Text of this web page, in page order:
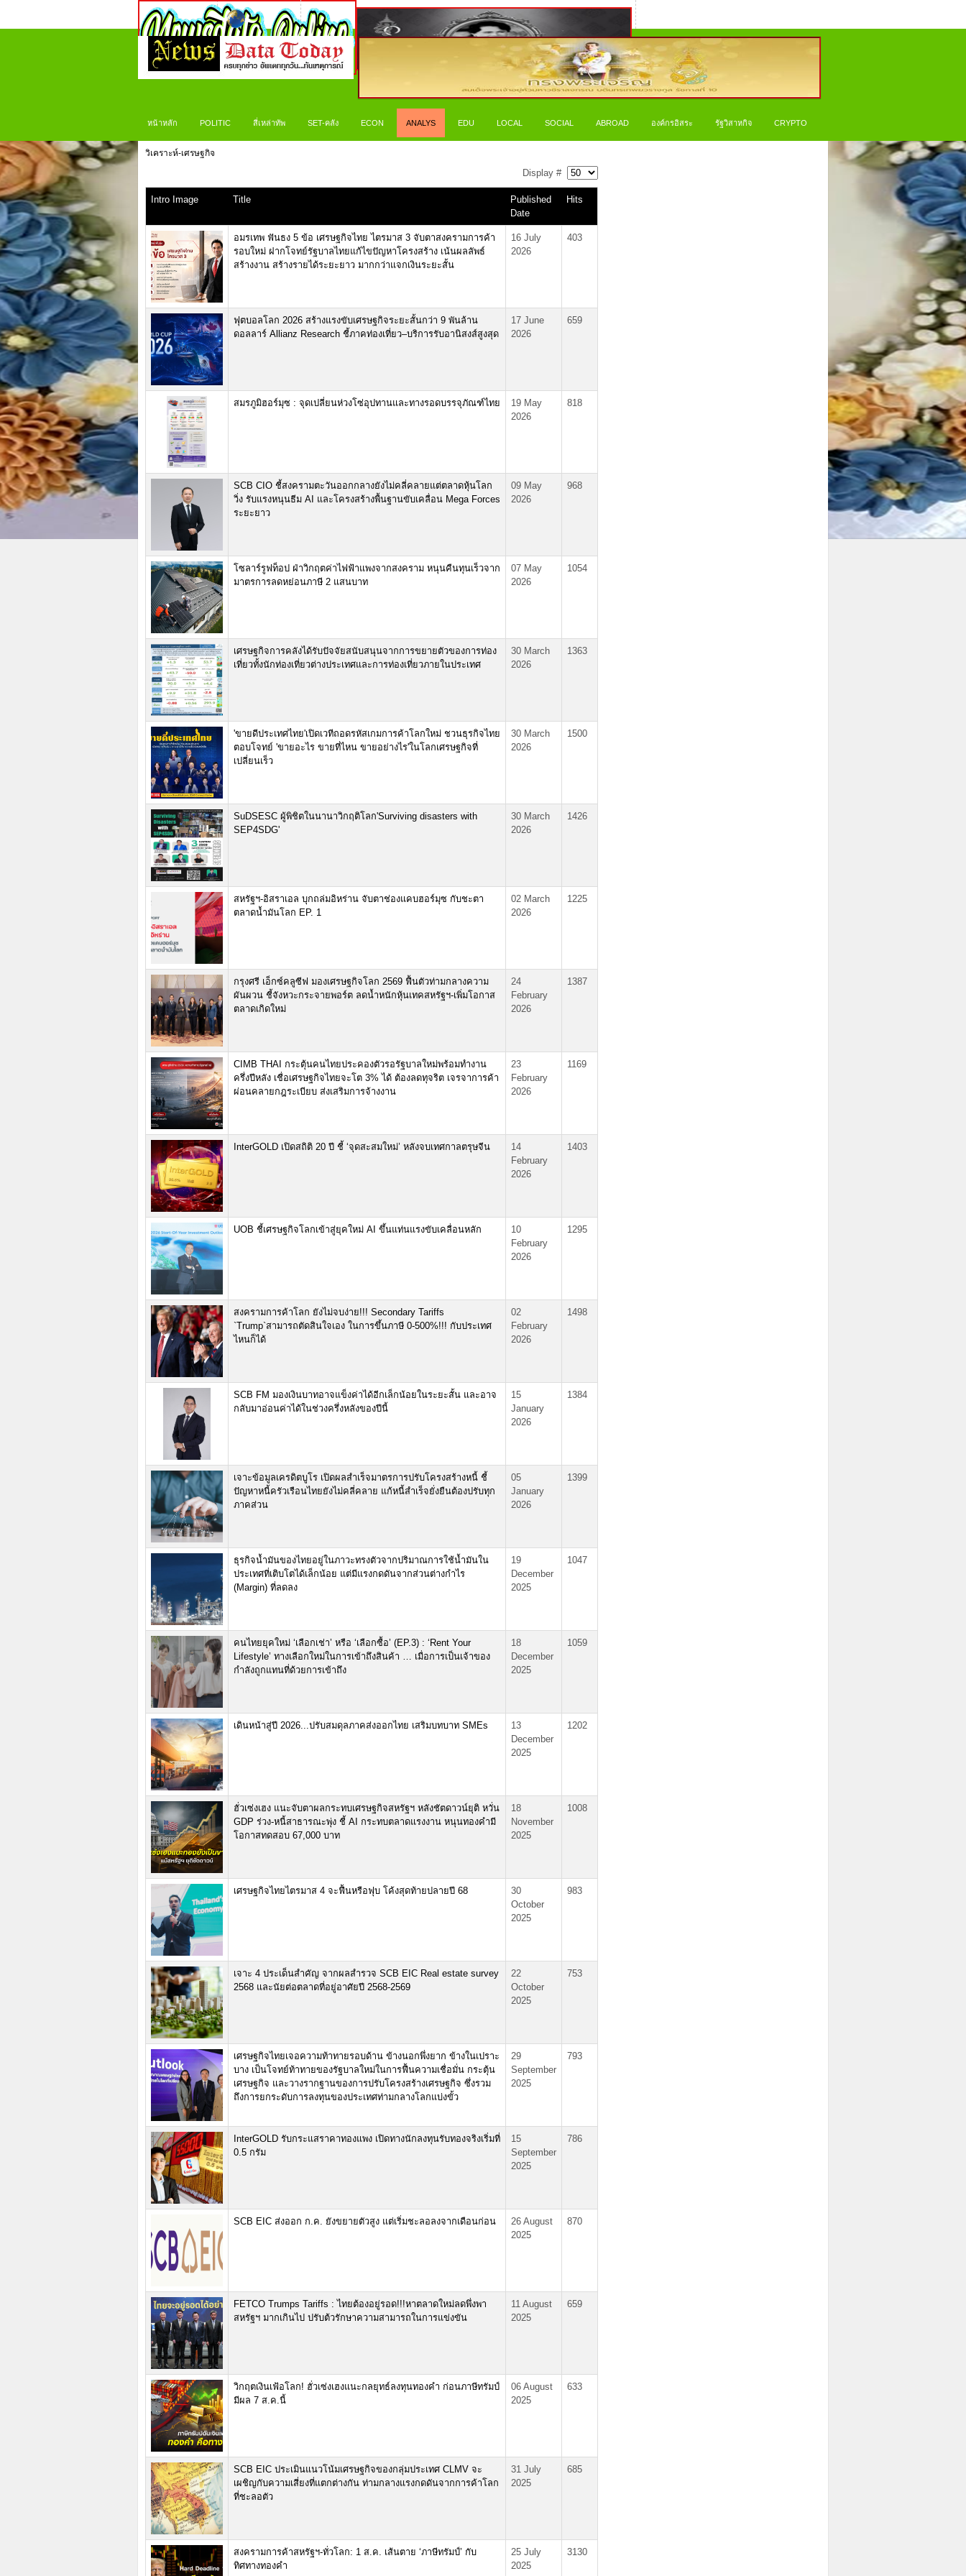
หน้าหลัก POLITIC สี่เหล่าทัพ SET-คลัง ECON ANALYS EDU LOCAL SOCIAL ABROAD องค์กรอิสระ รัฐวิสาหกิจ CRYPTO
วิเคราะห์-เศรษฐกิจ
Display #
Intro Image Title
Published
Date
Hits
อมรเทพ ฟันธง 5 ข้อ เศรษฐกิจไทย ไตรมาส 3 จับตาสงครามการค้า
รอบใหม่ ฝากโจทย์รัฐบาลไทยแก้ไขปัญหาโครงสร้าง เน้นผลลัพธ์
สร้างงาน สร้างรายได้ระยะยาว มากกว่าแจกเงินระยะสั้น
16 July
2026
403
ฟุตบอลโลก 2026 สร้างแรงขับเศรษฐกิจระยะสั้นกว่า 9 พันล้าน
ดอลลาร์ Allianz Research ชี้ภาคท่องเที่ยว–บริการรับอานิสงส์สูงสุด
17 June
2026
659
สมรภูมิฮอร์มุซ : จุดเปลี่ยนห่วงโซ่อุปทานและทางรอดบรรจุภัณฑ์ไทย
19 May
2026
818
SCB CIO ชี้สงครามตะวันออกกลางยังไม่คลี่คลายแต่ตลาดหุ้นโลก
วิ่ง รับแรงหนุนธีม AI และโครงสร้างพื้นฐานขับเคลื่อน Mega Forces
ระยะยาว
09 May
2026
968
โซลาร์รูฟท็อป ฝ่าวิกฤตค่าไฟฟ้าแพงจากสงคราม หนุนคืนทุนเร็วจาก
มาตรการลดหย่อนภาษี 2 แสนบาท
07 May
2026
1054
เศรษฐกิจการคลังได้รับปัจจัยสนับสนุนจากการขยายตัวของการท่อง
เที่ยวทั้งนักท่องเที่ยวต่างประเทศและการท่องเที่ยวภายในประเทศ
30 March
2026
1363
'ขายดีประเทศไทย'เปิดเวทีถอดรหัสเกมการค้าโลกใหม่ ชวนธุรกิจไทย
ตอบโจทย์ 'ขายอะไร ขายที่ไหน ขายอย่างไร'ในโลกเศรษฐกิจที่
เปลี่ยนเร็ว
30 March
2026
1500
SuDSESC ผู้พิชิตในนานาวิกฤติโลก'Surviving disasters with
SEP4SDG'
30 March
2026
1426
สหรัฐฯ-อิสราเอล บุกถล่มอิหร่าน จับตาช่องแคบฮอร์มุซ กับชะตา
ตลาดน้ำมันโลก EP. 1
02 March
2026
1225
กรุงศรี เอ็กซ์คลูซีฟ มองเศรษฐกิจโลก 2569 ฟื้นตัวท่ามกลางความ
ผันผวน ชี้จังหวะกระจายพอร์ต ลดน้ำหนักหุ้นเทคสหรัฐฯ-เพิ่มโอกาส
ตลาดเกิดใหม่
24
February
2026
1387
CIMB THAI กระตุ้นคนไทยประคองตัวรอรัฐบาลใหม่พร้อมทำงาน
ครึ่งปีหลัง เชื่อเศรษฐกิจไทยจะโต 3% ได้ ต้องลดทุจริต เจรจาการค้า
ผ่อนคลายกฎระเบียบ ส่งเสริมการจ้างงาน
23
February
2026
1169
InterGOLD เปิดสถิติ 20 ปี ชี้ ‘จุดสะสมใหม่’ หลังจบเทศกาลตรุษจีน
14
February
2026
1403
UOB ชี้เศรษฐกิจโลกเข้าสู่ยุคใหม่ AI ขึ้นแท่นแรงขับเคลื่อนหลัก
10
February
2026
1295
สงครามการค้าโลก ยังไม่จบง่าย!!! Secondary Tariffs
`Trump`สามารถตัดสินใจเอง ในการขึ้นภาษี 0-500%!!! กับประเทศ
ไหนก็ได้
02
February
2026
1498
SCB FM มองเงินบาทอาจแข็งค่าได้อีกเล็กน้อยในระยะสั้น และอาจ
กลับมาอ่อนค่าได้ในช่วงครึ่งหลังของปีนี้
15
January
2026
1384
เจาะข้อมูลเครดิตบูโร เปิดผลสำเร็จมาตรการปรับโครงสร้างหนี้ ชี้
ปัญหาหนี้ครัวเรือนไทยยังไม่คลี่คลาย แก้หนี้สำเร็จยั่งยืนต้องปรับทุก
ภาคส่วน
05
January
2026
1399
ธุรกิจน้ำมันของไทยอยู่ในภาวะทรงตัวจากปริมาณการใช้น้ำมันใน
ประเทศที่เติบโตได้เล็กน้อย แต่มีแรงกดดันจากส่วนต่างกำไร
(Margin) ที่ลดลง
19
December
2025
1047
คนไทยยุคใหม่ ‘เลือกเช่า’ หรือ ‘เลือกซื้อ’ (EP.3) : ‘Rent Your
Lifestyle’ ทางเลือกใหม่ในการเข้าถึงสินค้า … เมื่อการเป็นเจ้าของ
กำลังถูกแทนที่ด้วยการเข้าถึง
18
December
2025
1059
เดินหน้าสู่ปี 2026...ปรับสมดุลภาคส่งออกไทย เสริมบทบาท SMEs
13
December
2025
1202
ฮั่วเซ่งเฮง แนะจับตาผลกระทบเศรษฐกิจสหรัฐฯ หลังชัตดาวน์ยุติ หวั่น
GDP ร่วง-หนี้สาธารณะพุ่ง ชี้ AI กระทบตลาดแรงงาน หนุนทองคำมี
โอกาสทดสอบ 67,000 บาท
18
November
2025
1008
เศรษฐกิจไทยไตรมาส 4 จะฟื้นหรือฟุบ โค้งสุดท้ายปลายปี 68
30
October
2025
983
เจาะ 4 ประเด็นสำคัญ จากผลสำรวจ SCB EIC Real estate survey
2568 และนัยต่อตลาดที่อยู่อาศัยปี 2568-2569
22
October
2025
753
เศรษฐกิจไทยเจอความท้าทายรอบด้าน ข้างนอกพึ่งยาก ข้างในเปราะ
บาง เป็นโจทย์ท้าทายของรัฐบาลใหม่ในการฟื้นความเชื่อมั่น กระตุ้น
เศรษฐกิจ และวางรากฐานของการปรับโครงสร้างเศรษฐกิจ ซึ่งรวม
ถึงการยกระดับการลงทุนของประเทศท่ามกลางโลกแบ่งขั้ว
29
September
2025
793
InterGOLD รับกระแสราคาทองแพง เปิดทางนักลงทุนรับทองจริงเริ่มที่
0.5 กรัม
15
September
2025
786
SCB EIC ส่งออก ก.ค. ยังขยายตัวสูง แต่เริ่มชะลอลงจากเดือนก่อน
26 August
2025
870
FETCO Trumps Tariffs : ไทยต้องอยู่รอด!!!หาตลาดใหม่ลดพึ่งพา
สหรัฐฯ มากเกินไป ปรับต้วรักษาความสามารถในการแข่งขัน
11 August
2025
659
วิกฤตเงินเฟ้อโลก! ฮั่วเซ่งเฮงแนะกลยุทธ์ลงทุนทองคำ ก่อนภาษีทรัมป์
มีผล 7 ส.ค.นี้
06 August
2025
633
SCB EIC ประเมินแนวโน้มเศรษฐกิจของกลุ่มประเทศ CLMV จะ
เผชิญกับความเสี่ยงที่แตกต่างกัน ท่ามกลางแรงกดดันจากการค้าโลก
ที่ชะลอตัว
31 July
2025
685
สงครามการค้าสหรัฐฯ-ทั่วโลก: 1 ส.ค. เส้นตาย ‘ภาษีทรัมป์’ กับ
ทิศทางทองคำ
25 July
2025
3130